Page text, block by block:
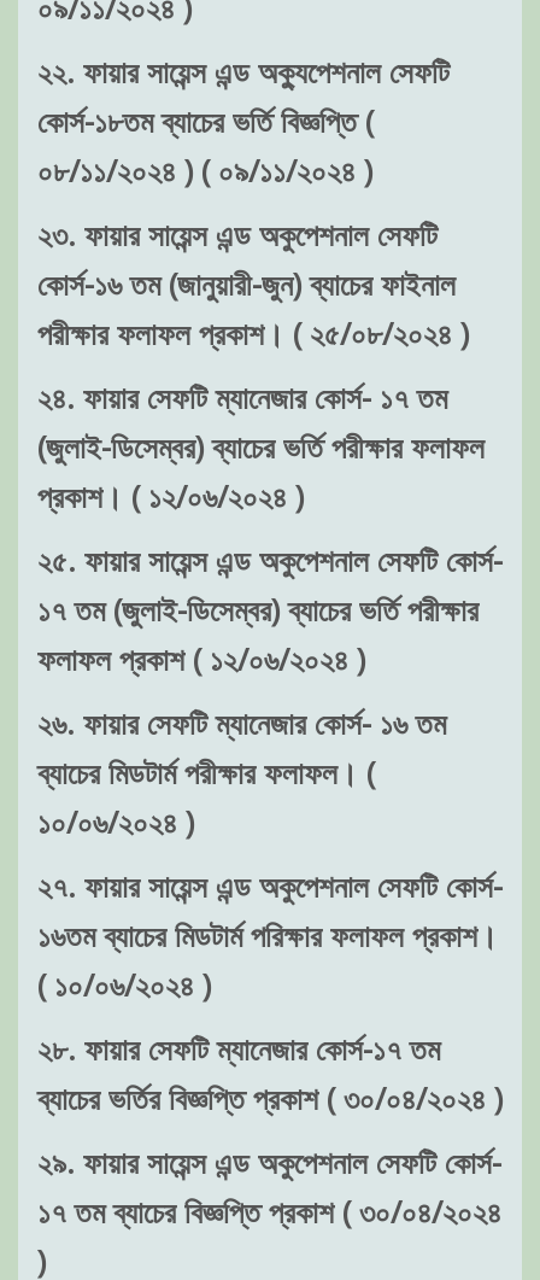
২২. ফায়ার সায়েন্স এন্ড অক্যুপেশনাল সেফটি
কোর্স-১৮তম ব্যাচের ভর্তি বিজ্ঞপ্তি (
০৮/১১/২০২৪ ) ( ০৯/১১/২০২৪ )
২৩. ফায়ার সায়েন্স এন্ড অকুপেশনাল সেফটি
কোর্স-১৬ তম (জানুয়ারী-জুন) ব্যাচের ফাইনাল
পরীক্ষার ফলাফল প্রকাশ। ( ২৫/০৮/২০২৪ )
২৪. ফায়ার সেফটি ম্যানেজার কোর্স- ১৭ তম
(জুলাই-ডিসেম্বর) ব্যাচের ভর্তি পরীক্ষার ফলাফল
প্রকাশ। ( ১২/০৬/২০২৪ )
২৫. ফায়ার সায়েন্স এন্ড অকুপেশনাল সেফটি কোর্স-
১৭ তম (জুলাই-ডিসেম্বর) ব্যাচের ভর্তি পরীক্ষার
ফলাফল প্রকাশ ( ১২/০৬/২০২৪ )
২৬. ফায়ার সেফটি ম্যানেজার কোর্স- ১৬ তম
ব্যাচের মিডটার্ম পরীক্ষার ফলাফল। (
১০/০৬/২০২৪ )
২৭. ফায়ার সায়েন্স এন্ড অকুপেশনাল সেফটি কোর্স-
১৬তম ব্যাচের মিডটার্ম পরিক্ষার ফলাফল প্রকাশ।
( ১০/০৬/২০২৪ )
২৮. ফায়ার সেফটি ম্যানেজার কোর্স-১৭ তম
ব্যাচের ভর্তির বিজ্ঞপ্তি প্রকাশ ( ৩০/০৪/২০২৪ )
২৯. ফায়ার সায়েন্স এন্ড অকুপেশনাল সেফটি কোর্স-
১৭ তম ব্যাচের বিজ্ঞপ্তি প্রকাশ ( ৩০/০৪/২০২৪
)